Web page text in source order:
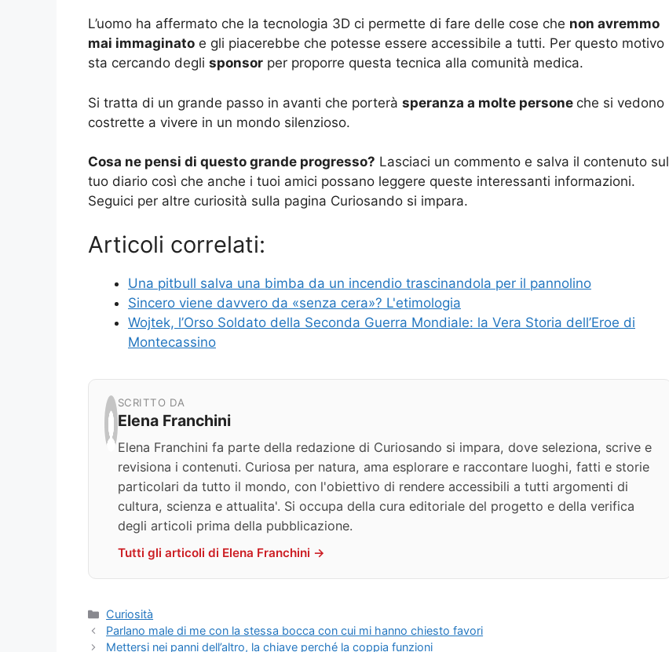
L’uomo ha affermato che la tecnologia 3D ci permette di fare delle cose che non avremmo
mai immaginato e gli piacerebbe che potesse essere accessibile a tutti. Per questo motivo
sta cercando degli sponsor per proporre questa tecnica alla comunità medica.
Si tratta di un grande passo in avanti che porterà speranza a molte persone che si vedono
costrette a vivere in un mondo silenzioso.
Cosa ne pensi di questo grande progresso? Lasciaci un commento e salva il contenuto sul
tuo diario così che anche i tuoi amici possano leggere queste interessanti informazioni.
Seguici per altre curiosità sulla pagina Curiosando si impara.
Articoli correlati:
Una pitbull salva una bimba da un incendio trascinandola per il pannolino
Sincero viene davvero da «senza cera»? L'etimologia
Wojtek, l’Orso Soldato della Seconda Guerra Mondiale: la Vera Storia dell’Eroe di
Montecassino
SCRITTO DA
Elena Franchini
Elena Franchini fa parte della redazione di Curiosando si impara, dove seleziona, scrive e
revisiona i contenuti. Curiosa per natura, ama esplorare e raccontare luoghi, fatti e storie
particolari da tutto il mondo, con l'obiettivo di rendere accessibili a tutti argomenti di
cultura, scienza e attualita'. Si occupa della cura editoriale del progetto e della verifica
degli articoli prima della pubblicazione.
Tutti gli articoli di Elena Franchini →
Categorie
Curiosità
Parlano male di me con la stessa bocca con cui mi hanno chiesto favori
Mettersi nei panni dell’altro, la chiave perché la coppia funzioni